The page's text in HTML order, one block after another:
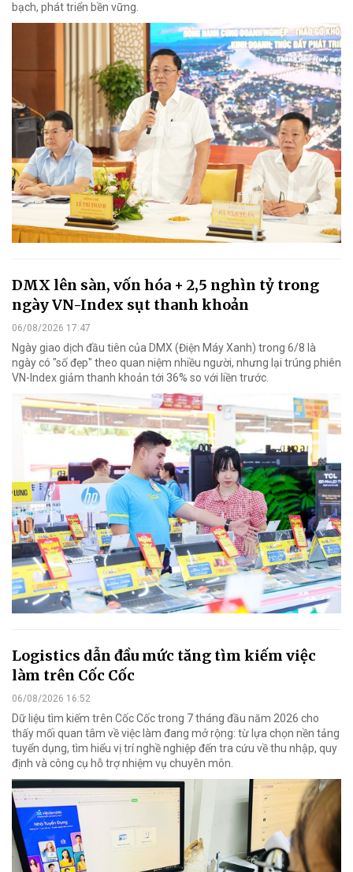
bạch, phát triển bền vững.
DMX lên sàn, vốn hóa + 2,5 nghìn tỷ trong
ngày VN-Index sụt thanh khoản
06/08/2026 17:47
Ngày giao dịch đầu tiên của DMX (Điện Máy Xanh) trong 6/8 là
ngày có "số đẹp" theo quan niệm nhiều người, nhưng lại trúng phiên
VN-Index giảm thanh khoản tới 36% so với liền trước.
Logistics dẫn đầu mức tăng tìm kiếm việc
làm trên Cốc Cốc
06/08/2026 16:52
Dữ liệu tìm kiếm trên Cốc Cốc trong 7 tháng đầu năm 2026 cho
thấy mối quan tâm về việc làm đang mở rộng: từ lựa chọn nền tảng
tuyển dụng, tìm hiểu vị trí nghề nghiệp đến tra cứu về thu nhập, quy
định và công cụ hỗ trợ nhiệm vụ chuyên môn.